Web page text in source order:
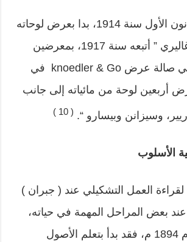
وابتداء من 14 كانون الأول سنة 1914، بدا بعرض لوحاته
في ” مونتروس غاليري ” أتبعه سنة 1917، بمعرضين
آخرين: أحدهما في صالة عرض knoedler & Go في
أربعين لوحة من مائياته إلى جانب
وسيزانن وبيسارو “. ( 10 )
الأسلوب
العمل التشكيلي عند ( جبران )
بعض المراحل المهمة في حياته،
التي تعود إلى عام 1894 م، فقد بدأ بتعلم الأصول